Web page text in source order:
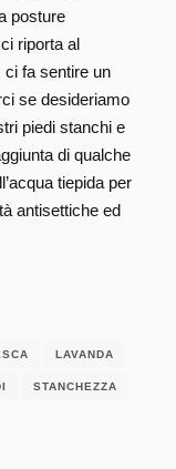
posture
riporta al
ci fa sentire un
se desideriamo
piedi stanchi e
di qualche
tiepida per
antisettiche ed
LAVANDA
STANCHEZZA